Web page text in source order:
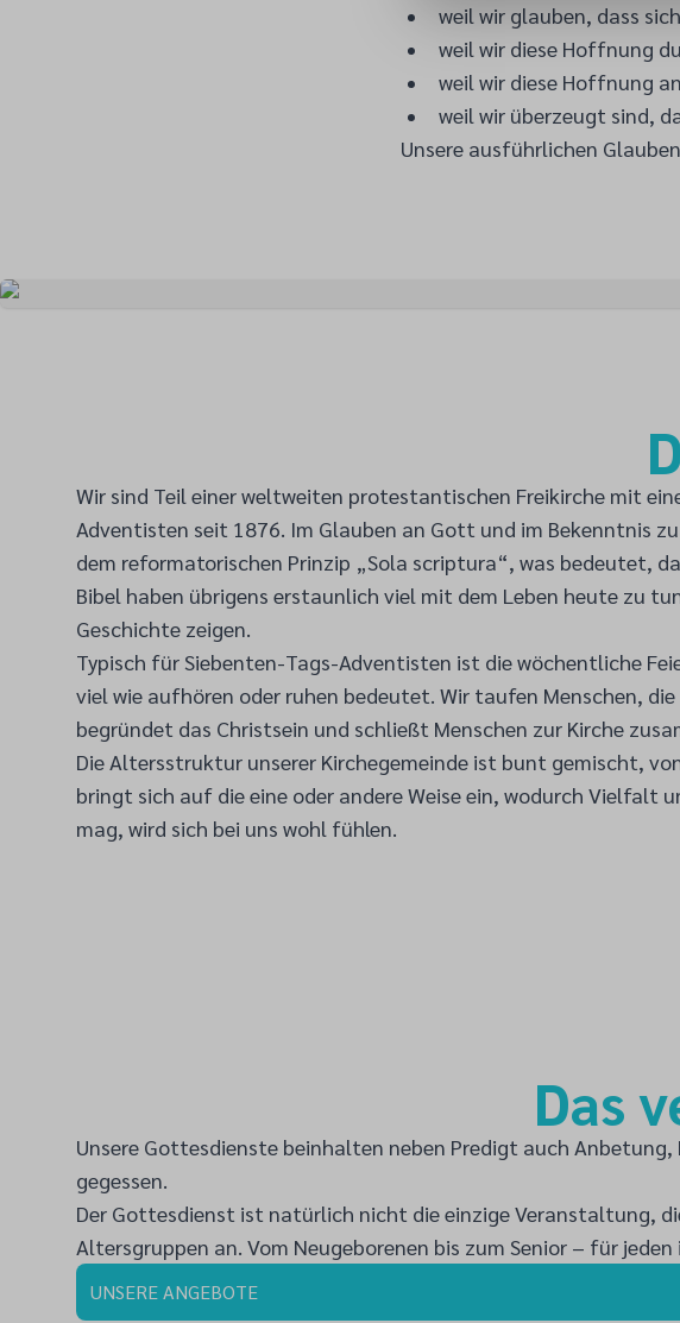
weil wir glauben, dass
weil wir diese Hoffnung
weil wir diese Hoffnung
weil wir überzeugt sind,
Unsere ausführlichen
Wir sind Teil einer weltweiten protestantischen Freikirche mit
Adventisten seit 1876. Im Glauben an Gott und im Bekenntnis
dem reformatorischen Prinzip „Sola scriptura“, was bedeutet,
Bibel haben übrigens erstaunlich viel mit dem Leben heute zu
Geschichte zeigen.
Typisch für Siebenten-Tags-Adventisten ist die wöchentliche
viel wie aufhören oder ruhen bedeutet. Wir taufen Menschen,
begründet das Christsein und schließt Menschen zur Kirche
Die Altersstruktur unserer Kirchegemeinde ist bunt gemischt,
bringt sich auf die eine oder andere Weise ein, wodurch
mag, wird sich bei uns wohl fühlen.
Das
Unsere Gottesdienste beinhalten neben Predigt auch
gegessen.
Der Gottesdienst ist natürlich nicht die einzige Veranstaltung,
Altersgruppen an. Vom Neugeborenen bis zum Senior – für
UNSERE ANGEBOTE